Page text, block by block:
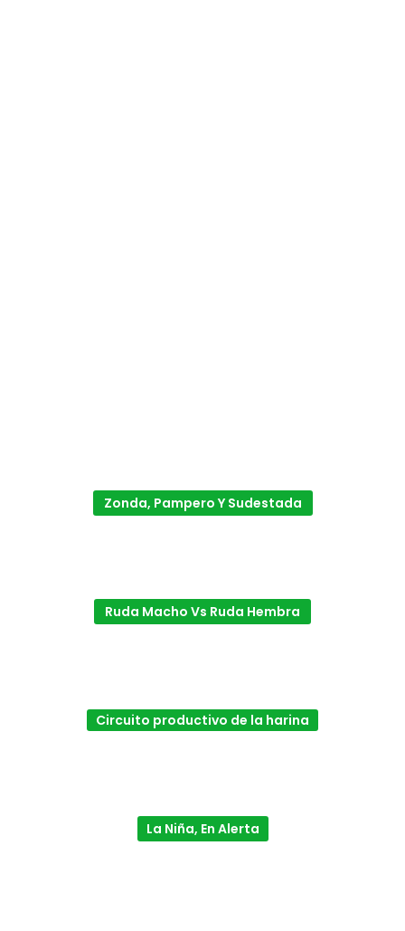
Zonda, Pampero Y Sudestada
Ruda Macho Vs Ruda Hembra
Circuito productivo de la harina
La Niña, En Alerta